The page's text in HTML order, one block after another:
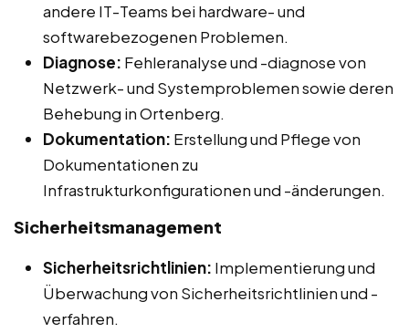
andere IT-Teams bei hardware- und
softwarebezogenen Problemen.
Diagnose: Fehleranalyse und -diagnose von
Netzwerk- und Systemproblemen sowie deren
Behebung in Ortenberg.
Dokumentation: Erstellung und Pflege von
Dokumentationen zu
Infrastrukturkonfigurationen und -änderungen.
Sicherheitsmanagement
Sicherheitsrichtlinien: Implementierung und
Überwachung von Sicherheitsrichtlinien und -
verfahren.